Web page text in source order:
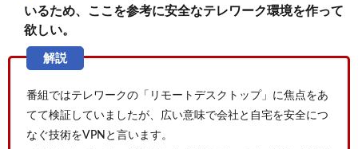
いるため、ここを参考に安全なテレワーク環境を作って
欲しい。
番組ではテレワークの「リモートデスクトップ」に焦点をあ
てて検証していましたが、広い意味で会社と自宅を安全につ
なぐ技術をVPNと言います。